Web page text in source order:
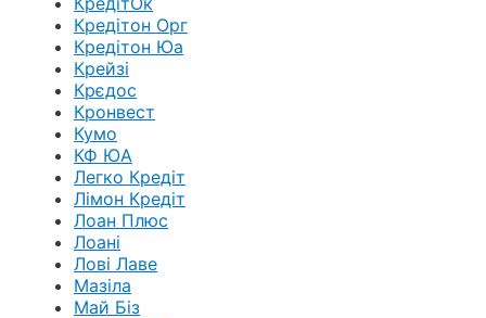
Кредітон Орг
Кредітон Юа
Крейзі
Крєдос
Кронвест
Кумо
КФ ЮА
Легко Кредіт
Лімон Кредіт
Лоан Плюс
Лоані
Лові Лаве
Мазіла
Май Біз